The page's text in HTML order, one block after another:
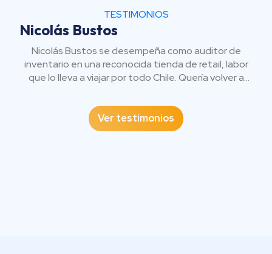
TESTIMONIOS
Nicolás Bustos
Nicolás Bustos se desempeña como auditor de
inventario en una reconocida tienda de retail, labor
que lo lleva a viajar por todo Chile. Quería volver a
Contador Auditor en modalidad online. Tiene clases
con compañeros en una sala virtual, y se comunica
con los profesores para resolver dudas o
Ver testimonios